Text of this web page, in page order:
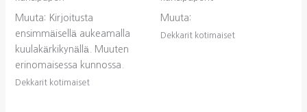
Muuta: Kirjoitusta
ensimmäisellä aukeamalla
kuulakärkikynällä. Muuten
erinomaisessa kunnossa.
Dekkarit kotimaiset
Muuta:
Dekkarit kotimaiset